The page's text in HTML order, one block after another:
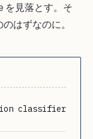
を見落とす。そ
はずなのに。
classifier